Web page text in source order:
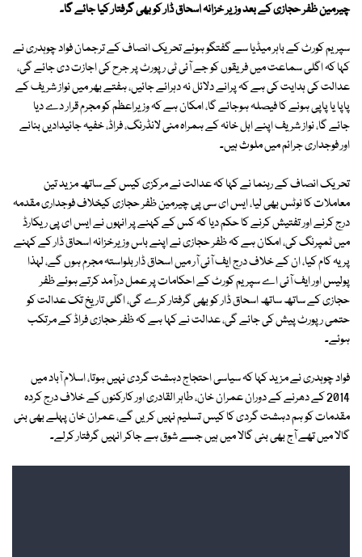
چیرمین ظفر حجازی کے بعد وزیر خزانہ اسحاق ڈار کو بھی گرفتار کیا جائے گا۔
سپریم کورٹ کے باہر میڈیا سے گفتگو ہوئے تحریک انصاف کے ترجمان فواد چوہدری نے
کہا کہ اگلی سماعت میں فریقوں کو جے آئی ٹی رپورٹ پر جرح کی اجازت دی جائے گی،
عدالت کی ہدایت کی ہے کہ پرانے دلائل نہ دہرائے جائیں، ہفتے بھر میں نواز شریف کے
پاپا یا پاپی ہونے کا فیصلہ ہوجائے گا، امکان ہے کہ وزیراعظم کو مجرم قرار دے دیا
جائے گا، نواز شریف اپنے اہل خانہ کے ہمراہ منی لانڈرنگ، فراڈ، خفیہ جائیدادیں بنانے
اور فوجداری جرائم میں ملوث ہیں۔
تحریک انصاف کے رہنما نے کہا کہ عدالت نے مرکزی کیس کے ساتھ مزید تین
معاملات کا نوٹس بھی لیا، ایس ای سی پی چیرمین ظفر حجازی کیخلاف فوجداری مقدمہ
درج کرنے اور تفتیش کرنے کا حکم دیا کہ کس کے کہنے پر انہوں نے ایس ای پی ریکارڈ
میں ٹمپرنگ کی، امکان ہے کہ ظفر حجازی نے اپنے باس وزیرخزانہ اسحاق ڈار کے کہنے
پر یہ کام کیا، ان کے خلاف درج ایف آئی آر میں اسحاق ڈار بلواستہ مجرم ہوں گے، لہذا
پولیس اور ایف آئی اے سپریم کورٹ کے احکامات پر عمل درآمد کرتے ہوئے ظفر
حجازی کے ساتھ ساتھ اسحاق ڈار کو بھی گرفتار کرے گی، اگلی تاریخ تک عدالت کو
حتمی رپورٹ پیش کی جائے گی، عدالت نے کہا ہے کہ ظفر حجازی فراڈ کے مرتکب
ہوئے۔
فواد چوہدری نے مزید کہا کہ سیاسی احتجاج دہشت گردی نہیں ہوتا، اسلام آباد میں
2014 کے دھرنے کے دوران عمران خان، طاہر القادری اور کارکنوں کے خلاف درج کردہ
مقدمات کو ہم دہشت گردی کا کیس تسلیم نہیں کریں گے، عمران خان پہلے بھی بنی
گالا میں تھے آج بھی بنی گالا میں ہیں جسے شوق ہے جاکر انہیں گرفتار کرلے۔